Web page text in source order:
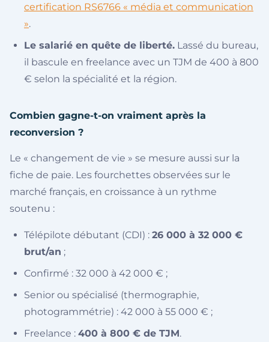
certification RS6766 « média et communication
».
Le salarié en quête de liberté. Lassé du bureau,
il bascule en freelance avec un TJM de 400 à 800
€ selon la spécialité et la région.
Combien gagne-t-on vraiment après la
reconversion ?
Le « changement de vie » se mesure aussi sur la
fiche de paie. Les fourchettes observées sur le
marché français, en croissance à un rythme
soutenu :
Télépilote débutant (CDI) : 26 000 à 32 000 €
brut/an ;
Confirmé : 32 000 à 42 000 € ;
Senior ou spécialisé (thermographie,
photogrammétrie) : 42 000 à 55 000 € ;
Freelance : 400 à 800 € de TJM.